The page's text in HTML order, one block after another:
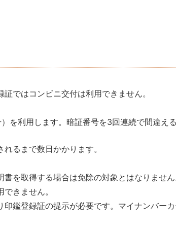
ではコンビニ交付は利用できません。
を利用します。暗証番号を3回連続で間違え
るまで数日かかります。
を取得する場合は免除の対象とはなりません
きません。
鑑登録証の提示が必要です。マイナンバー